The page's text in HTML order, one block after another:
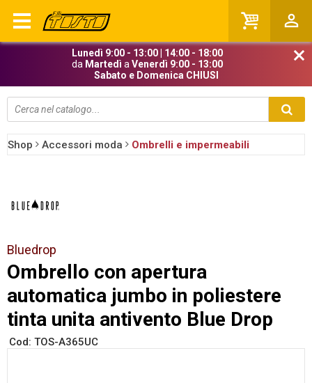
close
Lunedì 9:00 - 13:00 | 14:00 - 18:00
da Martedì a Venerdì 9:00 - 13:00
Sabato e Domenica CHIUSI
person_outline
Shop Accessori moda Ombrelli e impermeabili
Bluedrop
Ombrello con apertura
automatica jumbo in poliestere
tinta unita antivento Blue Drop
Cod: TOS-A365UC